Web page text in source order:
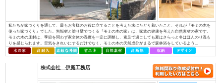
資料請求はコ
コをチェック